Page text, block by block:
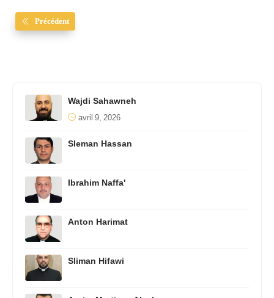
Précédent
Wajdi Sahawneh
avril 9, 2026
Sleman Hassan
Ibrahim Naffa'
Anton Harimat
Sliman Hifawi